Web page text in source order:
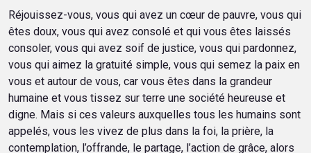
Réjouissez-vous, vous qui avez un cœur de pauvre, vous qui
êtes doux, vous qui avez consolé et qui vous êtes laissés
consoler, vous qui avez soif de justice, vous qui pardonnez,
vous qui aimez la gratuité simple, vous qui semez la paix en
vous et autour de vous, car vous êtes dans la grandeur
humaine et vous tissez sur terre une société heureuse et
digne. Mais si ces valeurs auxquelles tous les humains sont
appelés, vous les vivez de plus dans la foi, la prière, la
contemplation, l’offrande, le partage, l’action de grâce, alors